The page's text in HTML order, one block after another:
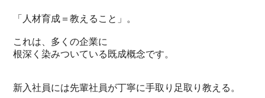
「人材育成＝教えること」。
これは、多くの企業に
根深く染みついている既成概念です。
新入社員には先輩社員が丁寧に手取り足取り教える。